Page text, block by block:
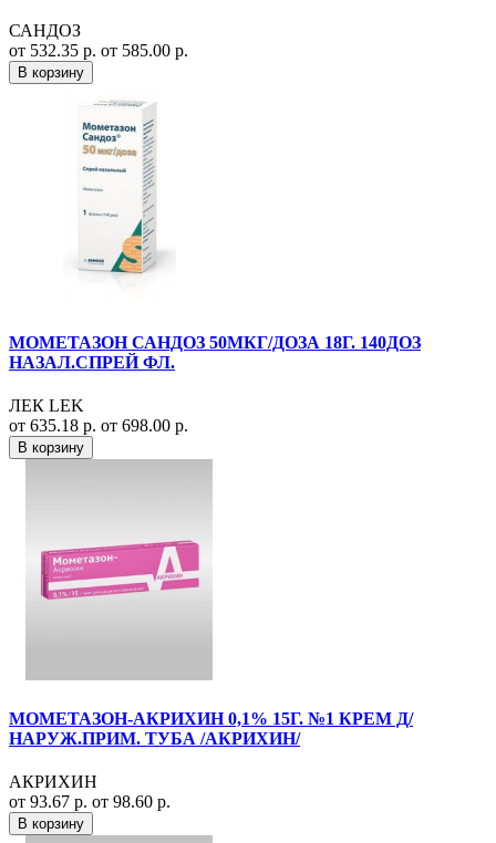
САНДОЗ
от 532.35 р. от 585.00 р.
В корзину
МОМЕТАЗОН САНДОЗ 50МКГ/ДОЗА 18Г. 140ДОЗ
НАЗАЛ.СПРЕЙ ФЛ.
ЛЕК LEK
от 635.18 р. от 698.00 р.
В корзину
МОМЕТАЗОН-АКРИХИН 0,1% 15Г. №1 КРЕМ Д/
НАРУЖ.ПРИМ. ТУБА /АКРИХИН/
АКРИХИН
от 93.67 р. от 98.60 р.
В корзину